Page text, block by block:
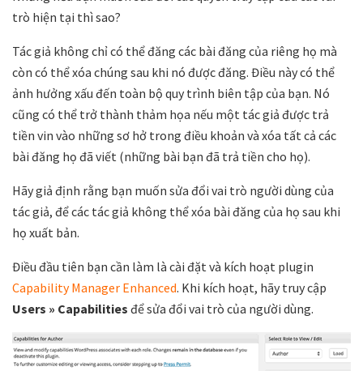
trò hiện tại thì sao?
Tác giả không chỉ có thể đăng các bài đăng của riêng họ mà
còn có thể xóa chúng sau khi nó được đăng. Điều này có thể
ảnh hưởng xấu đến toàn bộ quy trình biên tập của bạn. Nó
cũng có thể trở thành thảm họa nếu một tác giả được trả
tiền vin vào những sơ hở trong điều khoản và xóa tất cả các
bài đăng họ đã viết (những bài bạn đã trả tiền cho họ).
Hãy giả định rằng bạn muốn sửa đổi vai trò người dùng của
tác giả, để các tác giả không thể xóa bài đăng của họ sau khi
họ xuất bản.
Điều đầu tiên bạn cần làm là cài đặt và kích hoạt plugin
Capability Manager Enhanced. Khi kích hoạt, hãy truy cập
Users » Capabilities để sửa đổi vai trò của người dùng.